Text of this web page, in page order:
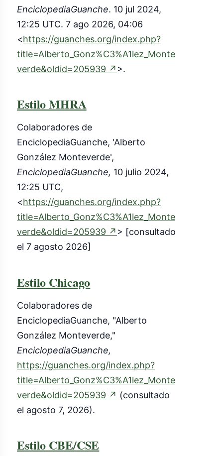
EnciclopediaGuanche. 10 jul 2024,
12:25 UTC. 7 ago 2026, 04:06
<https://guanches.org/index.php?
title=Alberto_Gonz%C3%A1lez_Monte
verde&oldid=205939 ↗(enlace
>.
Estilo MHRA
Colaboradores de
EnciclopediaGuanche, 'Alberto
González Monteverde',
EnciclopediaGuanche, 10 julio 2024,
12:25 UTC,
<https://guanches.org/index.php?
title=Alberto_Gonz%C3%A1lez_Monte
verde&oldid=205939 ↗(enlace
> [consultado
el 7 agosto 2026]
Estilo Chicago
Colaboradores de
EnciclopediaGuanche, "Alberto
González Monteverde,"
EnciclopediaGuanche,
https://guanches.org/index.php?
title=Alberto_Gonz%C3%A1lez_Monte
verde&oldid=205939 ↗ (enlace
(consultado
el agosto 7, 2026).
Estilo CBE/CSE